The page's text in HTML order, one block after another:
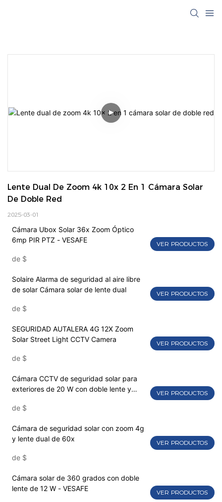
Lente Dual De Zoom 4k 10x 2 En 1 Cámara Solar
De Doble Red
2025-03-01
Cámara Ubox Solar 36x Zoom Óptico
6mp PIR PTZ - VESAFE
de $
VER PRODUCTOS
Solaire Alarma de seguridad al aire libre
de solar Cámara solar de lente dual
de $
VER PRODUCTOS
SEGURIDAD AUTALERA 4G 12X Zoom
Solar Street Light CCTV Camera
de $
VER PRODUCTOS
Cámara CCTV de seguridad solar para
exteriores de 20 W con doble lente y
de $
VER PRODUCTOS
Cámara de seguridad solar con zoom 4g
y lente dual de 60x
de $
VER PRODUCTOS
Cámara solar de 360 ​​grados con doble
lente de 12 W - VESAFE
VER PRODUCTOS